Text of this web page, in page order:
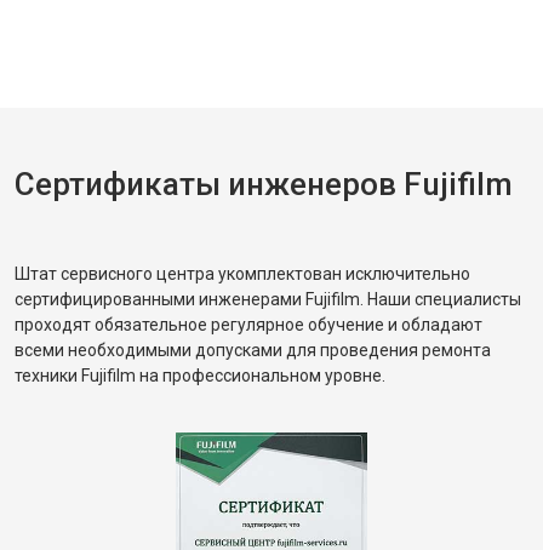
Сертификаты инженеров Fujifilm
Штат сервисного центра укомплектован исключительно
сертифицированными инженерами Fujifilm. Наши специалисты
проходят обязательное регулярное обучение и обладают
всеми необходимыми допусками для проведения ремонта
техники Fujifilm на профессиональном уровне.